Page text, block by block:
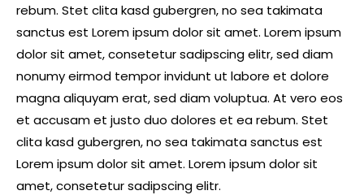
rebum. Stet clita kasd gubergren, no sea takimata
sanctus est Lorem ipsum dolor sit amet. Lorem ipsum
dolor sit amet, consetetur sadipscing elitr, sed diam
nonumy eirmod tempor invidunt ut labore et dolore
magna aliquyam erat, sed diam voluptua. At vero eos
et accusam et justo duo dolores et ea rebum. Stet
clita kasd gubergren, no sea takimata sanctus est
Lorem ipsum dolor sit amet. Lorem ipsum dolor sit
amet, consetetur sadipscing elitr.